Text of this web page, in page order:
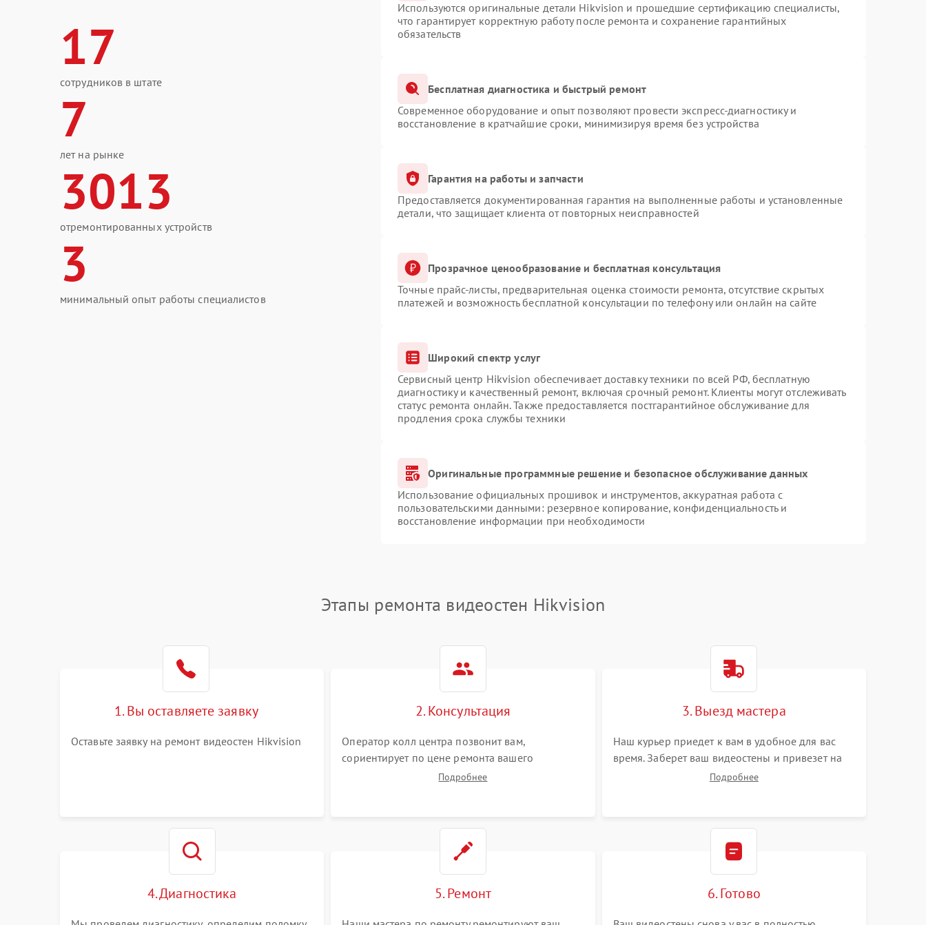
17
сотрудников в штате
7
лет на рынке
3013
отремонтированных устройств
3
минимальный опыт работы специалистов
Используются оригинальные детали Hikvision и прошедшие сертификацию специалисты,
что гарантирует корректную работу после ремонта и сохранение гарантийных
обязательств
Бесплатная диагностика и быстрый ремонт
Современное оборудование и опыт позволяют провести экспресс-диагностику и
восстановление в кратчайшие сроки, минимизируя время без устройства
Гарантия на работы и запчасти
Предоставляется документированная гарантия на выполненные работы и установленные
детали, что защищает клиента от повторных неисправностей
Прозрачное ценообразование и бесплатная консультация
Точные прайс-листы, предварительная оценка стоимости ремонта, отсутствие скрытых
платежей и возможность бесплатной консультации по телефону или онлайн на сайте
Широкий спектр услуг
Сервисный центр Hikvision обеспечивает доставку техники по всей РФ, бесплатную
диагностику и качественный ремонт, включая срочный ремонт. Клиенты могут отслеживать
статус ремонта онлайн. Также предоставляется постгарантийное обслуживание для
продления срока службы техники
Оригинальные программные решение и безопасное обслуживание данных
Использование официальных прошивок и инструментов, аккуратная работа с
пользовательскими данными: резервное копирование, конфиденциальность и
восстановление информации при необходимости
Этапы ремонта видеостен Hikvision
1. Вы оставляете заявку
Оставьте заявку на ремонт видеостен Hikvision
2. Консультация
Оператор колл центра позвонит вам,
сориентирует по цене ремонта вашего
видеостен а также ответит на все ваши вопросы.
Подробнее
3. Выезд мастера
Наш курьер приедет к вам в удобное для вас
время. Заберет ваш видеостены и привезет на
склад для диагностики.Подробнее
4. Диагностика 5. Ремонт 6. Готово